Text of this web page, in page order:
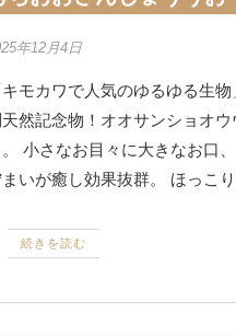
年12月4日
モカワで人気のゆるゆる生
然記念物！オオサンショオ
小さなお目々に大きなお口
いが癒し効果抜群。 ほっこ
続きを読む